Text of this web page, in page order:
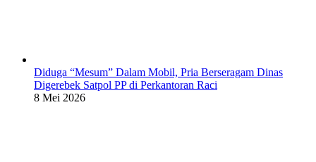
Diduga “Mesum” Dalam Mobil, Pria Berseragam Dinas
Digerebek Satpol PP di Perkantoran Raci
8 Mei 2026